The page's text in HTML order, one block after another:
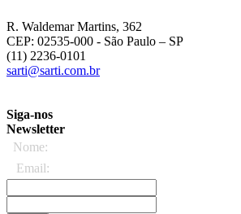
R. Waldemar Martins, 362
CEP: 02535-000 - São Paulo – SP
(11) 2236-0101
sarti@sarti.com.br
Siga-nos
Newsletter
Nome:
Email: